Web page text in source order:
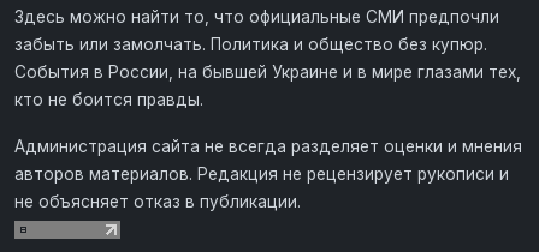
Здесь можно найти то, что официальные СМИ предпочли
забыть или замолчать. Политика и общество без купюр.
События в России, на бывшей Украине и в мире глазами тех,
кто не боится правды.
Администрация сайта не всегда разделяет оценки и мнения
авторов материалов. Редакция не рецензирует рукописи и
не объясняет отказ в публикации.